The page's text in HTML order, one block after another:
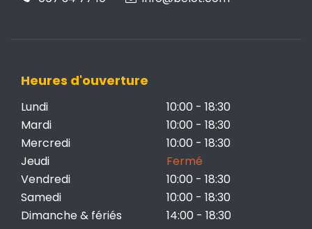
Heures d'ouverture
Lundi
10:00 - 18:30
Mardi
10:00 - 18:30
Mercredi
10:00 - 18:30
Jeudi
Fermé
Vendredi
10:00 - 18:30
Samedi
10:00 - 18:30
Dimanche & fériés
14:00 - 18:30